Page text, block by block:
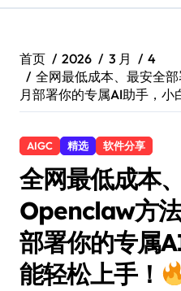
首页 2026 3 月
4
全网最低成本、最安全
月部署你的专属AI助手，小
AIGC 精选 软件分享
全网最低成本
Openclaw方
部署你的专属
能轻松上手！